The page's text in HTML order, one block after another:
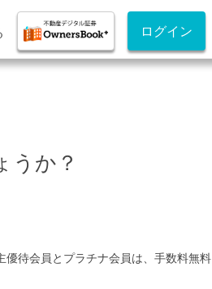
ログイン
うか？
待会員とプラチナ会員は、手数料無料